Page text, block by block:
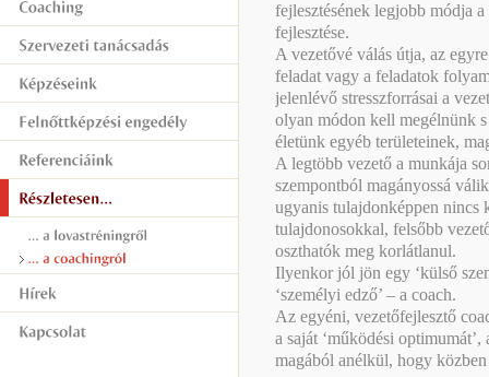
fejlesztésének legjobb módja
fejlesztése.
A vezetővé válás útja, az
feladat vagy a feladatok
jelenlévő stresszforrásai a
olyan módon kell megélnünk
életünk egyéb területeinek,
A legtöbb vezető a munkája
szempontból magányossá
ugyanis tulajdonképpen nincs
tulajdonosokkal, felsőbb
oszthatók meg korlátlanul.
Ilyenkor jól jön egy ‘külső
‘személyi edző’ – a coach.
Az egyéni, vezetőfejlesztő
a saját ‘működési
magából anélkül, hogy